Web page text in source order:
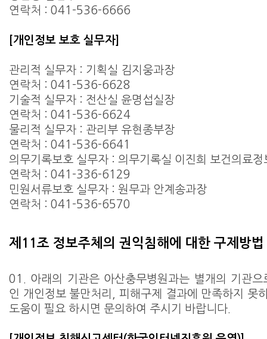
연락처 : 041-536-6666
[개인정보 보호 실무자]
관리적 실무자 : 기획실 김지웅과장
연락처 : 041-536-6628
기술적 실무자 : 전산실 윤명섭실장
연락처 : 041-536-6624
물리적 실무자 : 관리부 유현종부장
연락처 : 041-536-6641
의무기록보호 실무자 : 의무기록실 이진희 보건의료정
연락처 : 041-336-6129
민원서류보호 실무자 : 원무과 안계송과장
연락처 : 041-536-6570
제11조 정보주체의 권익침해에 대한 구제방법
01. 아래의 기관은 아산충무병원과는 별개의 기관으
인 개인정보 불만처리, 피해구제 결과에 만족하지 못
도움이 필요 하시면 문의하여 주시기 바랍니다.